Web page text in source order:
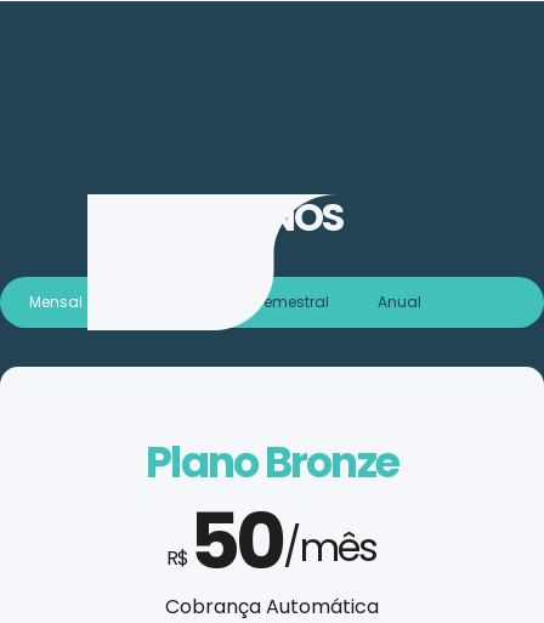
PLANOS
Mensal Semestral Anual
Plano Bronze
R$ 50/mês
Cobrança Automática